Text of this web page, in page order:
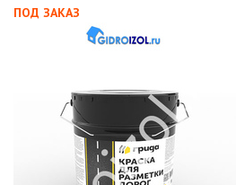
ПОД ЗАКАЗ